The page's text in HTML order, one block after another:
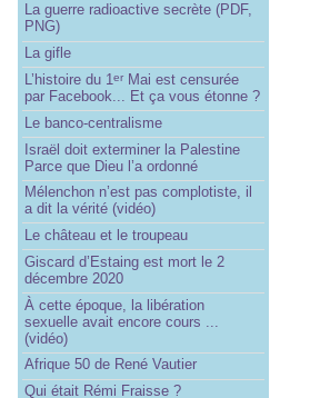
La guerre radioactive secrète (PDF,
PNG)
La gifle
L’histoire du 1er Mai est censurée
par Facebook... Et ça vous étonne ?
Le banco-centralisme
Israël doit exterminer la Palestine
Parce que Dieu l’a ordonné
Mélenchon n’est pas complotiste, il
a dit la vérité (vidéo)
Le château et le troupeau
Giscard d’Estaing est mort le 2
décembre 2020
À cette époque, la libération
sexuelle avait encore cours ...
(vidéo)
Afrique 50 de René Vautier
Qui était Rémi Fraisse ?